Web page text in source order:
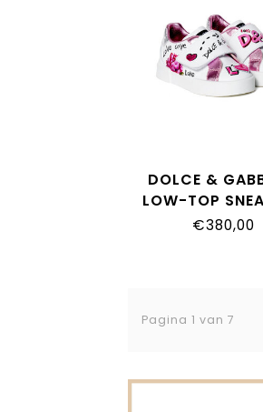
DOLCE &
LOW-TOP
€380,00
Pagina 1 van 7